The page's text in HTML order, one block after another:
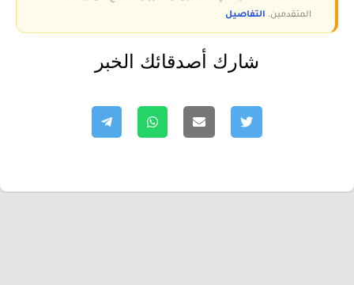
المتقدمين. التفاصيل
شارك أصدقائك الخبر